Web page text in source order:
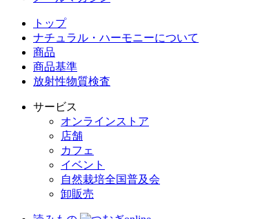
トップ
ナチュラル・ハーモニーについて
商品
商品基準
放射性物質検査
サービス
オンラインストア
店舗
カフェ
イベント
自然栽培全国普及会
卸販売